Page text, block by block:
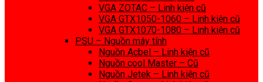
VGA ZOTAC – Linh kiện cũ
VGA GTX1050-1060 – Linh kiện cũ
VGA GTX1070-1080 – Linh kiện cũ
PSU – Nguồn máy tính
Nguồn Acbel – Linh kiện cũ
Nguồn cool Master – Cũ
Nguồn Jetek – Linh kiện cũ